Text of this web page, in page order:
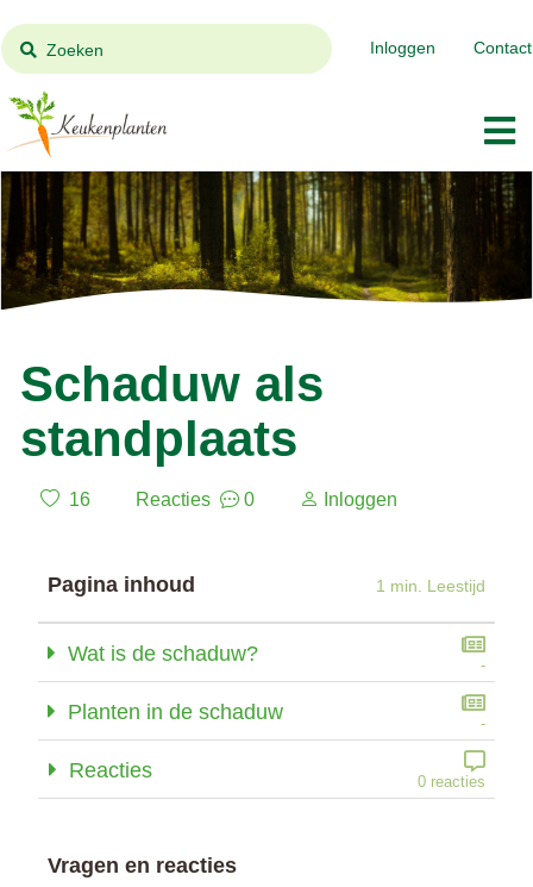
Contact
Inloggen
Zoeken
Schaduw als
standplaats
16 Reacties 0 Inloggen
Pagina inhoud 1 min. Leestijd
Wat is de schaduw? -
Planten in de schaduw -
Reacties 0 reacties
Vragen en reacties